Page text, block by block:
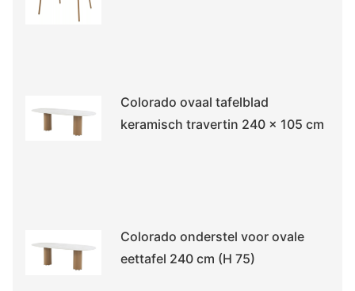
Colorado ovaal tafelblad
keramisch travertin 240 x 105 cm
Colorado onderstel voor ovale
eettafel 240 cm (H 75)